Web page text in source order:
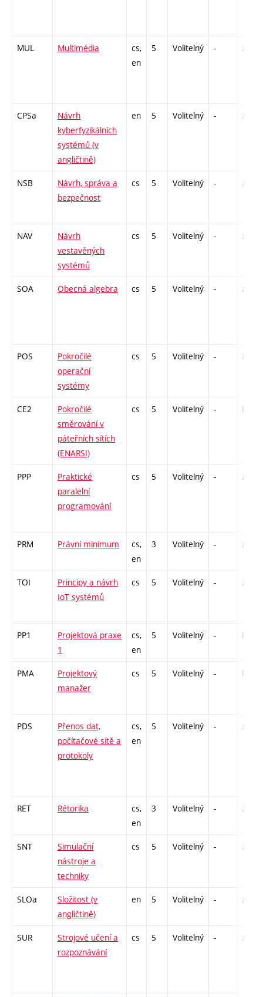
MUL Multimédia
cs,
en
5 Volitelný - zk
CPSa
Návrh
kyberfyzikálních
systémů (v
angličtině)
en 5 Volitelný - zk
NSB
Návrh, správa a
bezpečnost
cs 5 Volitelný - zá,zk
NAV
Návrh
vestavěných
systémů
cs 5 Volitelný - zk
SOA Obecná algebra cs 5 Volitelný - zá,zk
POS
Pokročilé
operační
systémy
cs 5 Volitelný - zk
CE2
Pokročilé
směrování v
páteřních sítích
(ENARSI)
cs 5 Volitelný - kl
PPP
Praktické
paralelní
programování
cs 5 Volitelný - zá,zk
PRM Právní minimum
cs,
en
3 Volitelný - zá
TOI
Principy a návrh
IoT systémů
cs 5 Volitelný - zá,zk
PP1
Projektová praxe
1
cs,
en
5 Volitelný - kl
PMA
Projektový
manažer
cs 5 Volitelný - kl
PDS
Přenos dat,
počítačové sítě a
protokoly
cs,
en
5 Volitelný - zk
RET Rétorika
cs,
en
3 Volitelný - zá
SNT
Simulační
nástroje a
techniky
cs 5 Volitelný - zá,zk
SLOa
Složitost (v
angličtině)
en 5 Volitelný - zk
SUR
Strojové učení a
rozpoznávání
cs 5 Volitelný - zk